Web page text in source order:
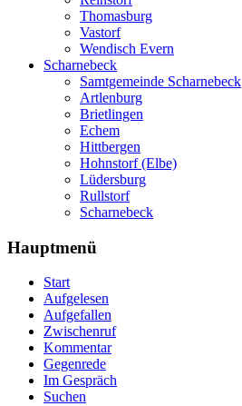
Thomasburg
Vastorf
Wendisch Evern
Scharnebeck
Samtgemeinde Scharnebeck
Artlenburg
Brietlingen
Echem
Hittbergen
Hohnstorf (Elbe)
Lüdersburg
Rullstorf
Scharnebeck
Hauptmenü
Start
Aufgelesen
Aufgefallen
Zwischenruf
Kommentar
Gegenrede
Im Gespräch
Suchen